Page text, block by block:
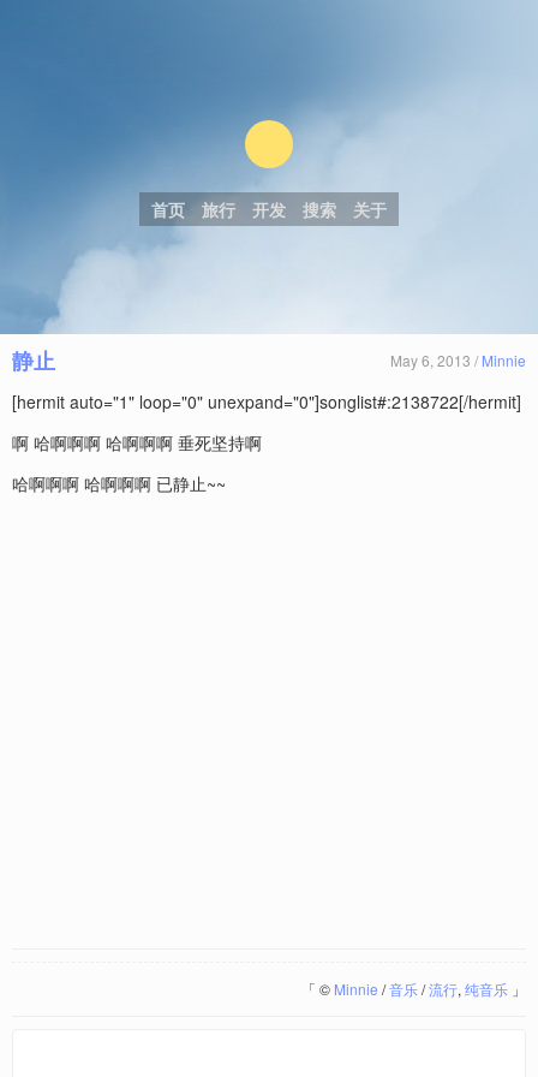
首页 旅行 开发 搜索 关于
静止 May 6, 2013 / Minnie
[hermit auto="1" loop="0" unexpand="0"]songlist#:2138722[/hermit]
啊 哈啊啊啊 哈啊啊啊 垂死坚持啊
哈啊啊啊 哈啊啊啊 已静止~~
「 © Minnie /音乐/流行, 纯音乐 」